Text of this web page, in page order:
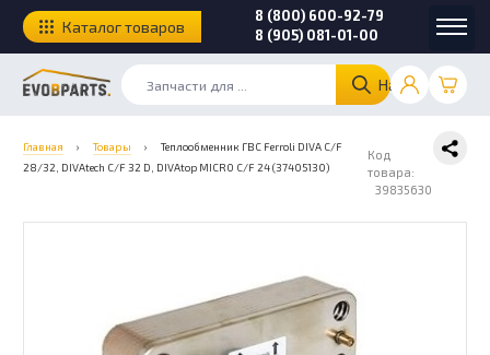
Найти
8 (800) 600-92-79
8 (905) 081-01-00
Каталог товаров
Главная › Товары ›
Теплообменник ГВС Ferroli DIVA C/F
28/32, DIVAtech C/F 32 D, DIVAtop MICRO C/F 24 (37405130)
Код
товара:
39835630